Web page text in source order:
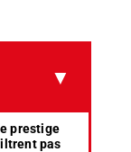
prestige
pas